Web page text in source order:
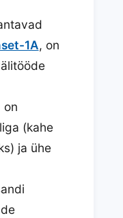
1A, on
on
(kahe
ja ühe